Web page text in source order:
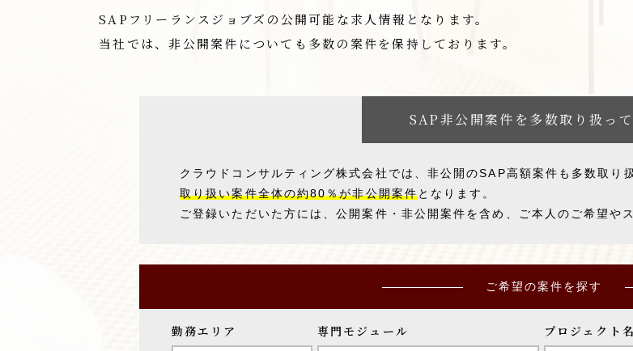
SAPフリーランスジョブズの公開可能な求人情報となります。
当社では、非公開案件についても多数の案件を保持しております。
SAP非公開案件を多数取り扱っ
クラウドコンサルティング株式会社では、非公開のSAP高額案件も多数取り
取り扱い案件全体の約80％が非公開案件となります。
ご登録いただいた方には、公開案件・非公開案件を含め、ご本人のご希望や
ご希望の案件を探す
勤務エリア 専門モジュール プロジェクト名